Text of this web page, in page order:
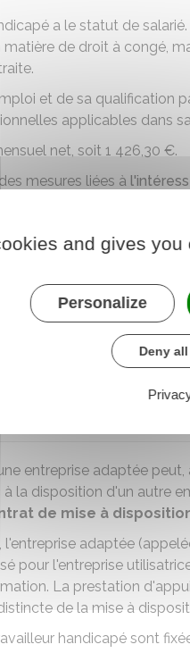
a le statut de
de droit à congé,
et de sa qualification
applicables dans
net, soit 1 426,30 €.
mesures liées à
il était embauché pour
l'entreprise adaptée, il
mis à disposition
entreprise adaptée
la disposition d'un autre
de mise à
adaptée
pour l'entreprise
La prestation
de la mise à
handicapé sont
and gives
Personalize
Deny